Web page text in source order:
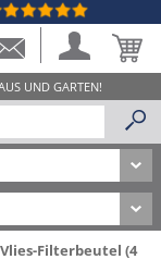
Vlies-Filterbeutel (4